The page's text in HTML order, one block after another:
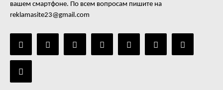
вашем смартфоне. По всем вопросам пишите на
reklamasite23@gmail.com